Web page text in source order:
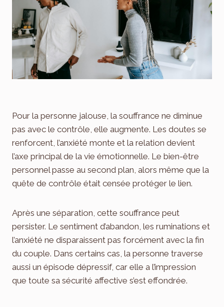
Pour la personne jalouse, la souffrance ne diminue
pas avec le contrôle, elle augmente. Les doutes se
renforcent, l’anxiété monte et la relation devient
l’axe principal de la vie émotionnelle. Le bien-être
personnel passe au second plan, alors même que la
quête de contrôle était censée protéger le lien.
Après une séparation, cette souffrance peut
persister. Le sentiment d’abandon, les ruminations et
l’anxiété ne disparaissent pas forcément avec la fin
du couple. Dans certains cas, la personne traverse
aussi un épisode dépressif, car elle a l’impression
que toute sa sécurité affective s’est effondrée.